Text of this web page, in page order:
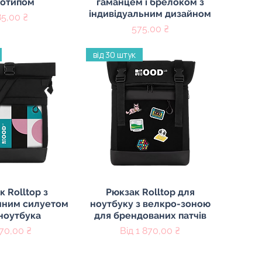
₴
гаманцем і брелоком з
індивідуальним дизайном
Ціна
575,00 ₴
перегляд
Rolltop з
силуетом
₴
Швидкий перегляд
від 30 штук
Рюкзак Rolltop для
ноутбуку з велкро-зоною
для брендованих патчів
Від 1 870,00 ₴
За розпродажем